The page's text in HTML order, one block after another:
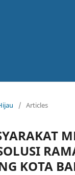
/ Articles
KOTA